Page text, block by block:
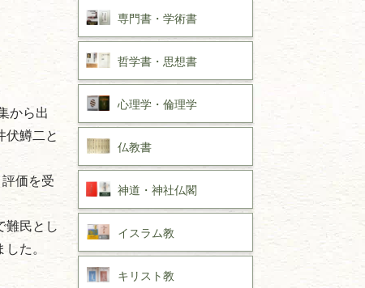
から出
鱒二と
価を受
難民とし
た。
専門書・ 学術書
哲学書・思想書
心理学・倫理学
仏教書
神道・神社仏閣
イスラム教
キリスト教